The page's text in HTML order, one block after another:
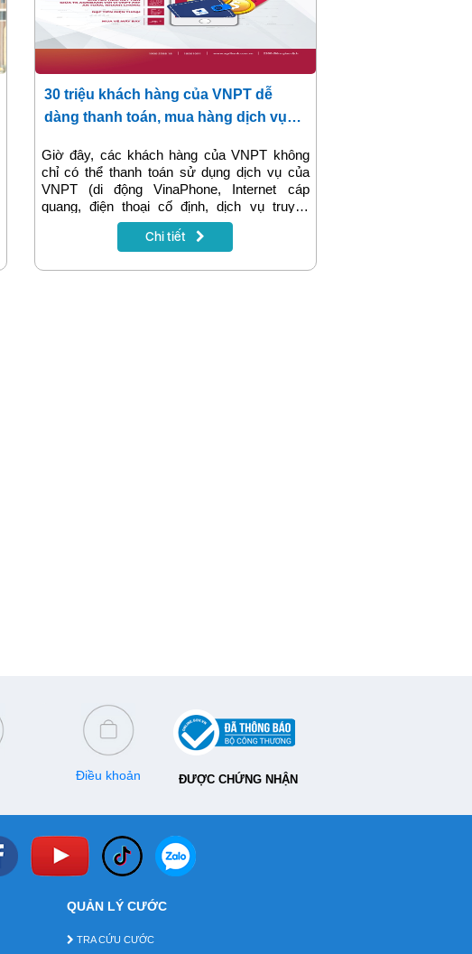
30 triệu khách hàng của VNPT dễ
dàng thanh toán, mua hàng dịch vụ
Giờ đây, các khách hàng của VNPT không
chỉ có thể thanh toán sử dụng dịch vụ của
VNPT (di động VinaPhone, Internet cáp
quang, điện thoại cố định, dịch vụ truyền
hình) mà còn có thể thanh toán hóa đơn điện,
nước, mua vé máy bay, tàu xe… khi liên kết
Ví điện tử VNPT Pay.
Chi tiết
Điều khoản ĐƯỢC CHỨNG NHẬN
QUẢN LÝ CƯỚC
TRA CỨU CƯỚC